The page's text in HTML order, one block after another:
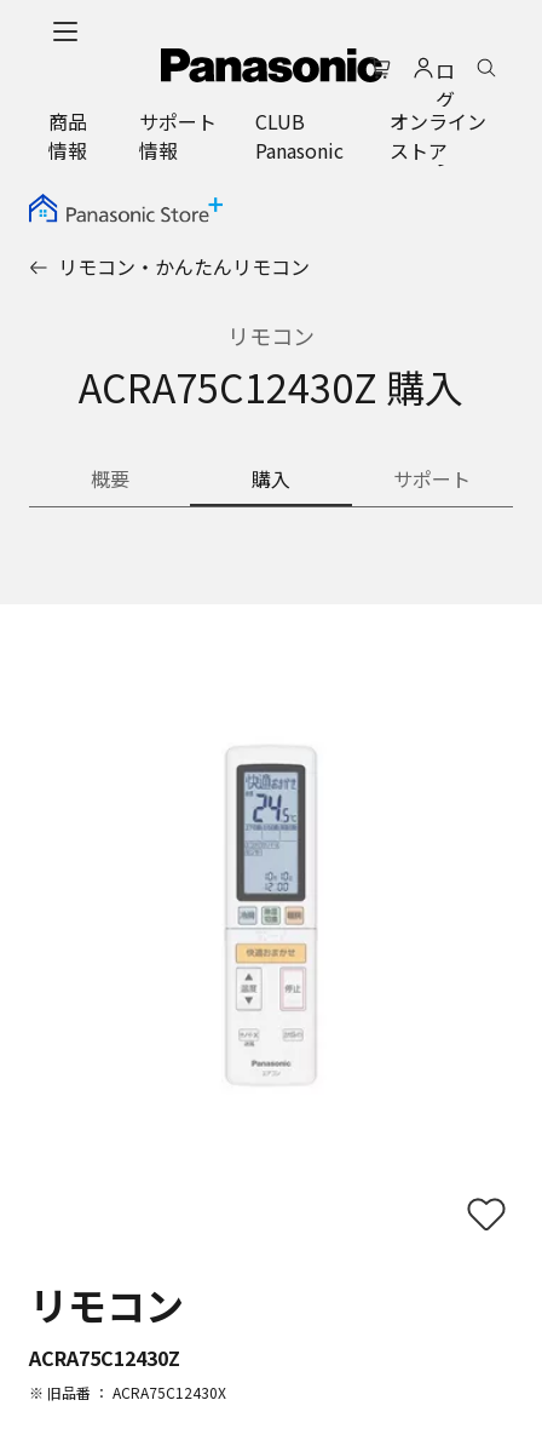
ロ
グ
イ
ン
商品
情報
サポート
情報
CLUB
Panasonic
オンライン
ストア
リモコン・かんたんリモコン
リモコン
ACRA75C12430Z 購入
概要 購入 サポート
リモコン
ACRA75C12430Z
※ 旧品番 ： ACRA75C12430X